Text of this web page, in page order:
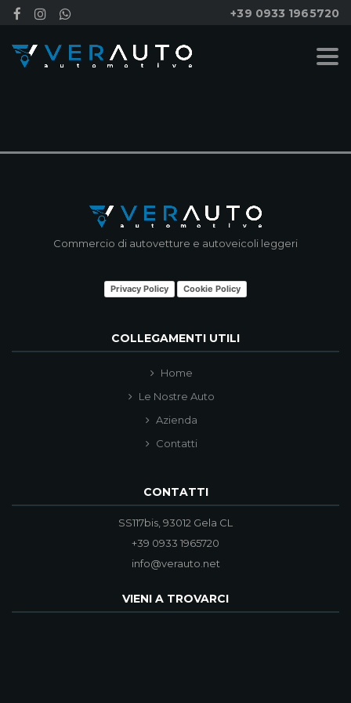
+39 0933 1965720
Commercio di autovetture e autoveicoli leggeri
Privacy Policy Cookie Policy
COLLEGAMENTI UTILI
Home
Le Nostre Auto
Azienda
Contatti
CONTATTI
SS117bis, 93012 Gela CL
+39 0933 1965720
info@verauto.net
VIENI A TROVARCI